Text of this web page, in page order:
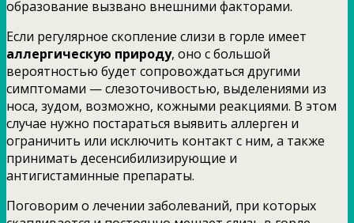
образование вызвано внешними факторами.
Если регулярное скопление слизи в горле имеет
аллергическую природу, оно с большой
вероятностью будет сопровождаться другими
симптомами — слезоточивостью, выделениями из
носа, зудом, возможно, кожными реакциями. В этом
случае нужно постараться выявить аллерген и
ограничить или исключить контакт с ним, а также
принимать десенсибилизирующие и
антигистаминные препараты.
Поговорим о лечении заболеваний, при которых